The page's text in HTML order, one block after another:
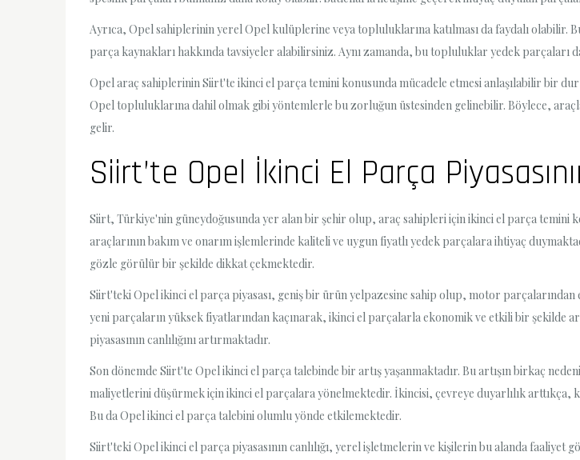
Ayrıca, Opel sahiplerinin yerel Opel kulüplerine veya topluluklarına katılması da faydalı
parça kaynakları hakkında tavsiyeler alabilirsiniz. Aynı zamanda, bu topluluklar yedek
Opel araç sahiplerinin Siirt'te ikinci el parça temini konusunda mücadele etmesi anlaşılabilir bir
Opel topluluklarına dahil olmak gibi yöntemlerle bu zorluğun üstesinden gelinebilir. Böylece,
gelir.
Siirt’te Opel İkinci El Parça
Siirt, Türkiye'nin güneydoğusunda yer alan bir şehir olup, araç sahipleri için ikinci el parça
araçlarının bakım ve onarım işlemlerinde kaliteli ve uygun fiyatlı yedek parçalara ihtiyaç
gözle görülür bir şekilde dikkat çekmektedir.
Siirt'teki Opel ikinci el parça piyasası, geniş bir ürün yelpazesine sahip olup, motor
yeni parçaların yüksek fiyatlarından kaçınarak, ikinci el parçalarla ekonomik ve etkili bir şekilde
piyasasının canlılığını artırmaktadır.
Son dönemde Siirt'te Opel ikinci el parça talebinde bir artış yaşanmaktadır. Bu artışın birkaç
maliyetlerini düşürmek için ikinci el parçalara yönelmektedir. İkincisi, çevreye duyarlılık arttıkça,
Bu da Opel ikinci el parça talebini olumlu yönde etkilemektedir.
Siirt'teki Opel ikinci el parça piyasasının canlılığı, yerel işletmelerin ve kişilerin bu alanda